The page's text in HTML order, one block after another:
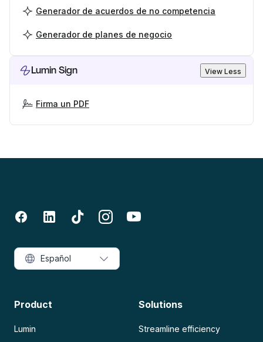
Generador de acuerdos de no competencia
Generador de planes de negocio
Lumin Sign View Less
Firma un PDF
Product
Lumin
Solutions
Streamline efficiency
Español